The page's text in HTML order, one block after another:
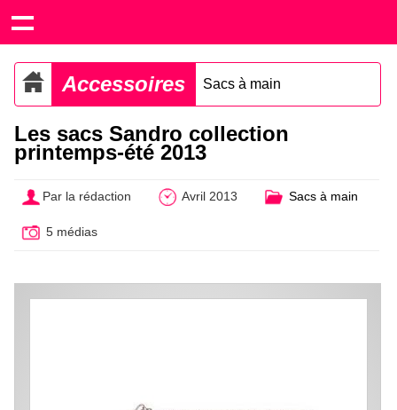
Accessoires Sacs à main
Les sacs Sandro collection
printemps-été 2013
Par la rédaction Avril 2013 Sacs à main
5 médias